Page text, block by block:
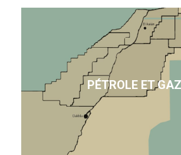
PÉTROLE ET GAZ